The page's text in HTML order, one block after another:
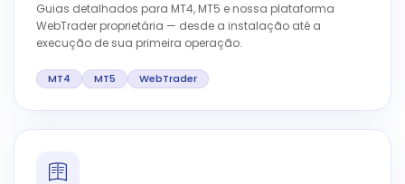
Guias detalhados para MT4, MT5 e nossa plataforma
WebTrader proprietária — desde a instalação até a
execução de sua primeira operação.
MT4 MT5 WebTrader